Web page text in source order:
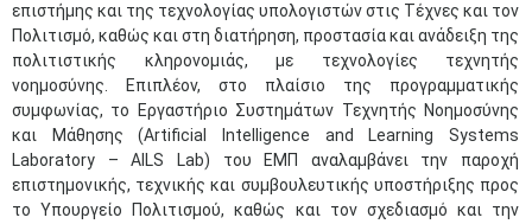
επιστήμης και της τεχνολογίας υπολογιστών στις Τέχνες και τον
Πολιτισμό, καθώς και στη διατήρηση, προστασία και ανάδειξη της
πολιτιστικής κληρονομιάς, με τεχνολογίες τεχνητής
νοημοσύνης. Επιπλέον, στο πλαίσιο της προγραμματικής
συμφωνίας, το Εργαστήριο Συστημάτων Τεχνητής Νοημοσύνης
και Μάθησης (Artificial Intelligence and Learning Systems
Laboratory – AILS Lab) του ΕΜΠ αναλαμβάνει την παροχή
επιστημονικής, τεχνικής και συμβουλευτικής υποστήριξης προς
το Υπουργείο Πολιτισμού, καθώς και τον σχεδιασμό και την